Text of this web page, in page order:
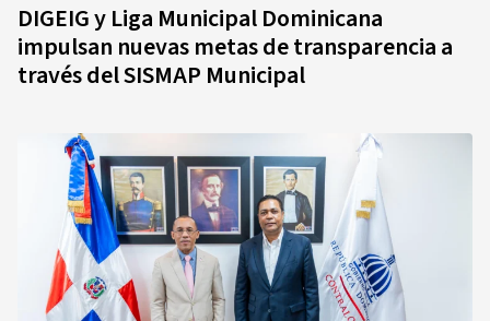
DIGEIG y Liga Municipal Dominicana
impulsan nuevas metas de transparencia a
través del SISMAP Municipal